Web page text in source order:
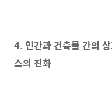
4. 인간과 건축물 간의
스의 진화